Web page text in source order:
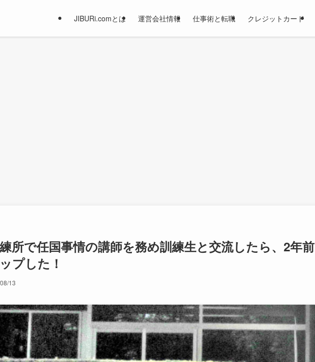
JIBURi.comとは 運営会社情報 仕事術と転職 クレジットカード
所で任国事情の講師を務め訓練生と交流したら、2年前
プした！
13